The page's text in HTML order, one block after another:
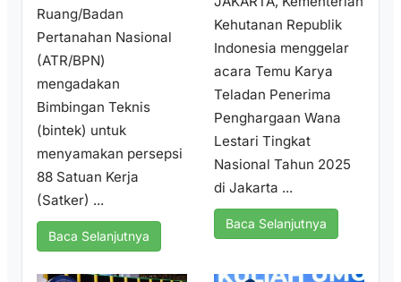
Ruang/Badan
Pertanahan Nasional
(ATR/BPN)
mengadakan
Bimbingan Teknis
(bintek) untuk
menyamakan persepsi
88 Satuan Kerja
(Satker) ...
Baca Selanjutnya
Kehutanan Republik
Indonesia menggelar
acara Temu Karya
Teladan Penerima
Penghargaan Wana
Lestari Tingkat
Nasional Tahun 2025
di Jakarta ...
Baca Selanjutnya